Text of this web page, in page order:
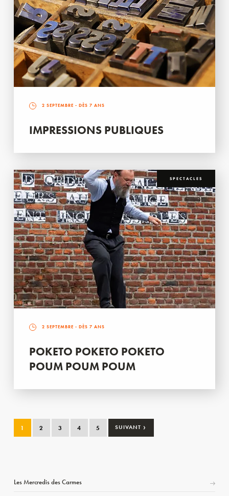
2 SEPTEMBRE - DÈS 7 ANS
IMPRESSIONS PUBLIQUES
SPECTACLES
2 SEPTEMBRE - DÈS 7 ANS
POKETO POKETO POKETO
POUM POUM POUM
1 2 3 4 5 SUIVANT ›
Les Mercredis des Carmes